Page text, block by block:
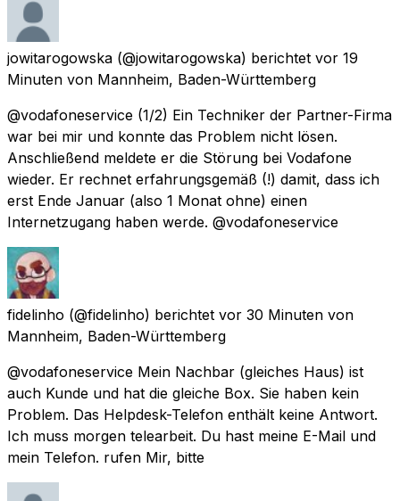
jowitarogowska (@jowitarogowska) berichtet vor 19
Minuten von Mannheim, Baden-Württemberg
@vodafoneservice (1/2) Ein Techniker der Partner-Firma
war bei mir und konnte das Problem nicht lösen.
Anschließend meldete er die Störung bei Vodafone
wieder. Er rechnet erfahrungsgemäß (!) damit, dass ich
erst Ende Januar (also 1 Monat ohne) einen
Internetzugang haben werde. @vodafoneservice
fidelinho (@fidelinho) berichtet vor 30 Minuten von
Mannheim, Baden-Württemberg
@vodafoneservice Mein Nachbar (gleiches Haus) ist
auch Kunde und hat die gleiche Box. Sie haben kein
Problem. Das Helpdesk-Telefon enthält keine Antwort.
Ich muss morgen telearbeit. Du hast meine E-Mail und
mein Telefon. rufen Mir, bitte